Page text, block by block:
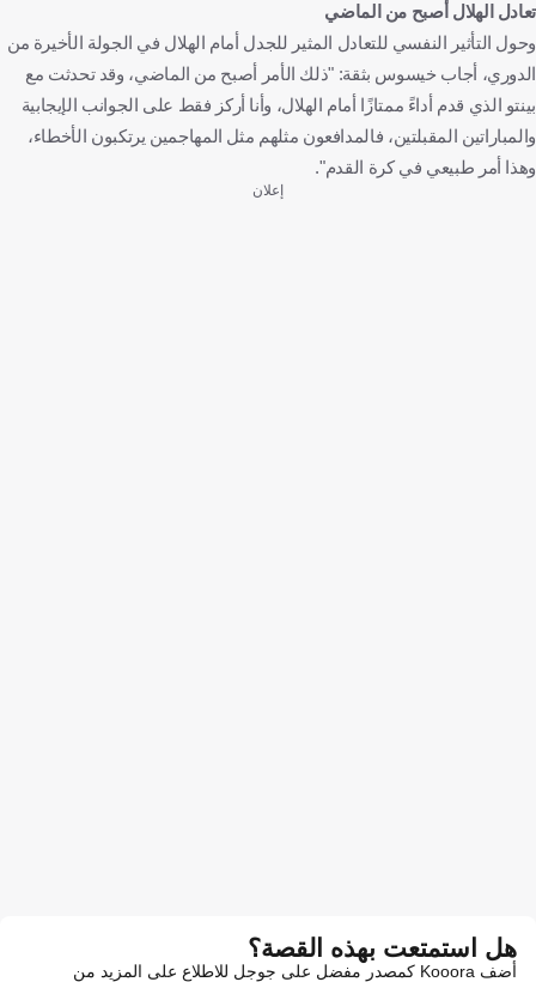
تعادل الهلال أصبح من الماضي
وحول التأثير النفسي للتعادل المثير للجدل أمام الهلال في الجولة الأخيرة من
الدوري، أجاب خيسوس بثقة: "ذلك الأمر أصبح من الماضي، وقد تحدثت مع
بينتو الذي قدم أداءً ممتازًا أمام الهلال، وأنا أركز فقط على الجوانب الإيجابية
والمباراتين المقبلتين، فالمدافعون مثلهم مثل المهاجمين يرتكبون الأخطاء،
وهذا أمر طبيعي في كرة القدم".
إعلان
هل استمتعت بهذه القصة؟
أضف Kooora كمصدر مفضل على جوجل للاطلاع على المزيد من